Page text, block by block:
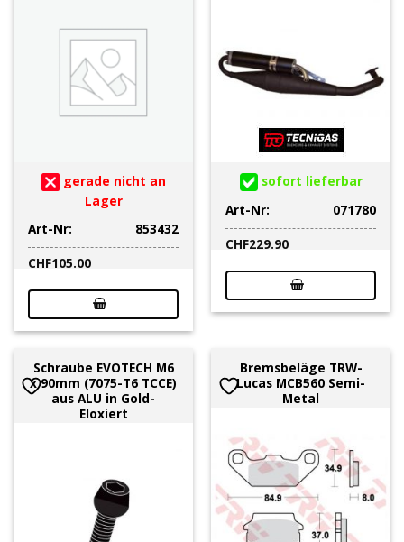
gerade nicht an
Lager
Art-Nr:
853432
CHF105.00
sofort lieferbar
Art-Nr:
071780
CHF229.90
Schraube EVOTECH M6
x 90mm (7075-T6 TCCE)
aus ALU in Gold-
Eloxiert
Bremsbeläge TRW-
Lucas MCB560 Semi-
Metal